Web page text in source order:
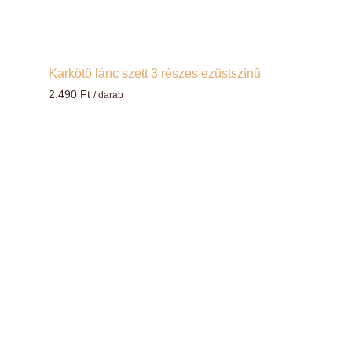
Karkötő lánc szett 3 részes ezüstszínű
2.490 Ft / darab